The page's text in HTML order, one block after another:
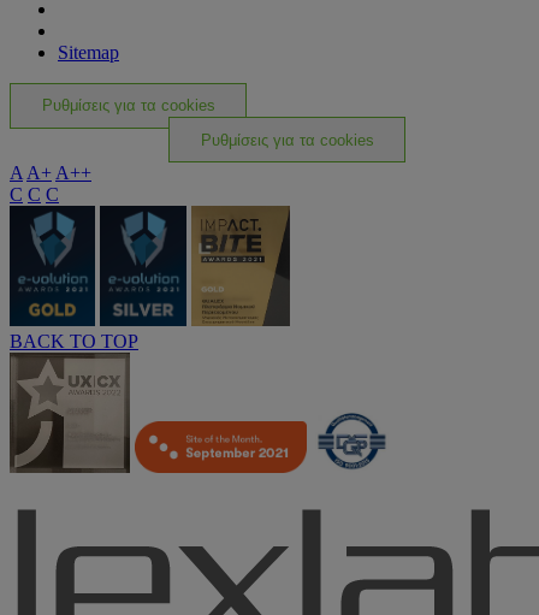
Sitemap
Ρυθμίσεις για τα cookies
Ρυθμίσεις για τα cookies
A A+ A++
C C C
BACK TO TOP